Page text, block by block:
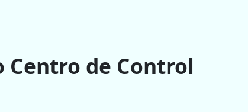
de Control